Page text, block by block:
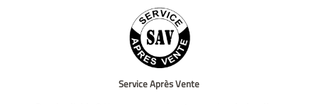
Service Après Vente